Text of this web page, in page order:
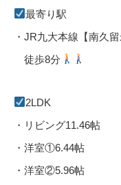
最寄り駅
・JR九大本線【南久留
徒歩8分
2LDK
・リビング11.46帖
・洋室①6.44帖
・洋室②5.96帖